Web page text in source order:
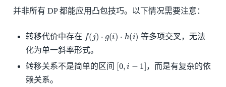
并非所有 DP 都能应用凸包技巧。以下情况需要注意：
转移代价中存在 f(j )⋅ )⋅h )
等多项交叉，无法
化为单一斜率形式。
转移关系不是简单的区间 [0 i− ]
，而是有复杂的依
赖关系。